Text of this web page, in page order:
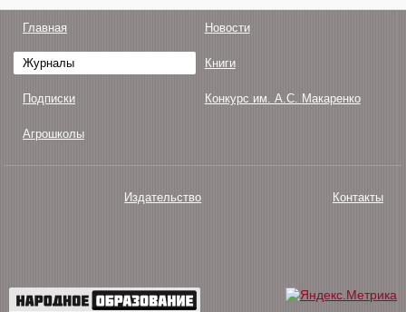
Главная Новости
Журналы Книги
Подписки Конкурс им. А.С. Макаренко
Агрошколы
Издательство Контакты